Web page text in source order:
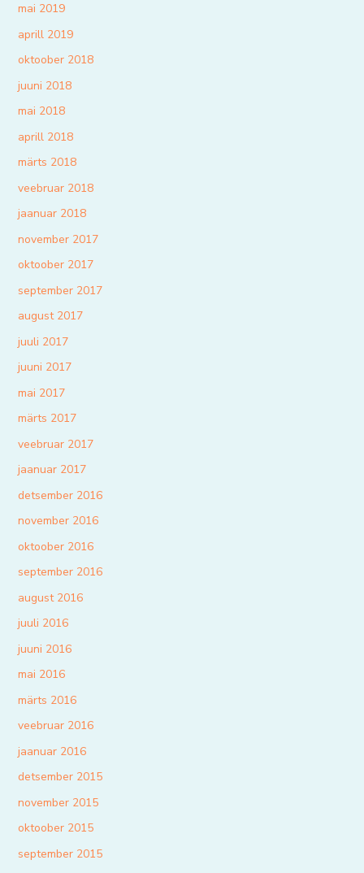
mai 2019
aprill 2019
oktoober 2018
juuni 2018
mai 2018
aprill 2018
märts 2018
veebruar 2018
jaanuar 2018
november 2017
oktoober 2017
september 2017
august 2017
juuli 2017
juuni 2017
mai 2017
märts 2017
veebruar 2017
jaanuar 2017
detsember 2016
november 2016
oktoober 2016
september 2016
august 2016
juuli 2016
juuni 2016
mai 2016
märts 2016
veebruar 2016
jaanuar 2016
detsember 2015
november 2015
oktoober 2015
september 2015